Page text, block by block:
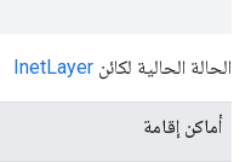
الحالة الحالية لكائن InetLayer
أماكن إقامة